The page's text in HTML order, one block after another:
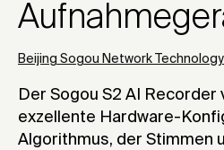
Beijing Sogou Network Technology
Der Sogou S2 AI
exzellente Hardware-
Algorithmus, der Stimmen